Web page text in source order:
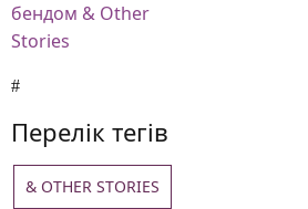
бендом & Other
Stories
Перелік тегів
& OTHER STORIES